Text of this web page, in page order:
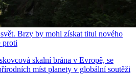
Brzy by mohl získat titul nového
proti
skalní brána v Evropě, se
míst planety v globální soutěži